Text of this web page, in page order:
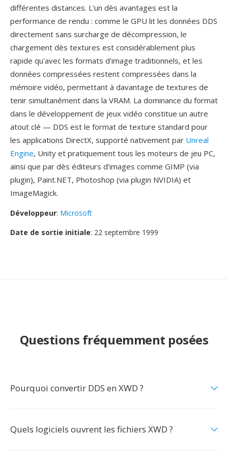
différentes distances. L'un dès avantages est la
performance de rendu : comme le GPU lit les données DDS
directement sans surcharge de décompression, le
chargement dès textures est considérablement plus
rapide qu'avec les formats d'image traditionnels, et les
données compressées restent compressées dans la
mémoire vidéo, permettant à davantage de textures de
tenir simultanément dans la VRAM. La dominance du format
dans le développement de jeux vidéo constitue un autre
atout clé — DDS est le format de texture standard pour
les applications DirectX, supporté nativement par Unreal
Engine, Unity et pratiquement tous les moteurs de jeu PC,
ainsi que par dès éditeurs d'images comme GIMP (via
plugin), Paint.NET, Photoshop (via plugin NVIDIA) et
ImageMagick.
Développeur: Microsoft
Date de sortie initiale: 22 septembre 1999
Questions fréquemment posées
Pourquoi convertir DDS en XWD ?
Quels logiciels ouvrent les fichiers XWD ?